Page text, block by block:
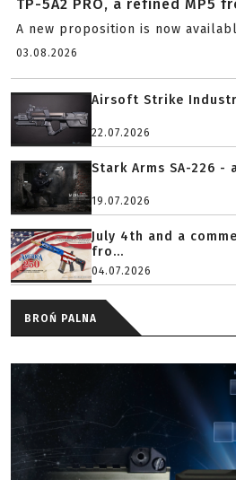
TP-5A2 PRO, a refined MP5
A new proposition is now
03.08.2026
Airsoft Strike
22.07.2026
Stark Arms SA-226
19.07.2026
July 4th and a
fro...
04.07.2026
BROŃ PALNA